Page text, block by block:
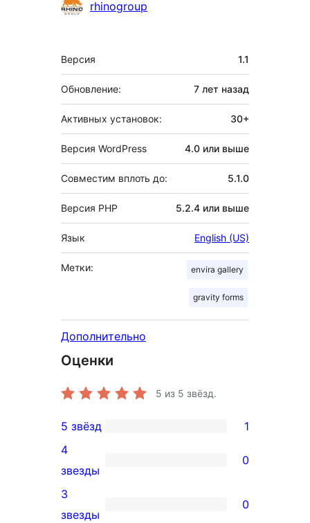
Участникиrhinogroup
Мета
Версия 1.1
Обновление: 7 лет назад
Активных установок: 30+
Версия WordPress 4.0 или выше
Совместим вплоть до: 5.1.0
Версия PHP 5.2.4 или выше
Язык English (US)
Метки: envira gallery
gravity forms
Дополнительно
Оценки
5 из 5 звёзд.
1
5-
звездный
отзыв
5 звёзд 1
0
4-
звездный
4
звезды
0
0
3
звезды
0